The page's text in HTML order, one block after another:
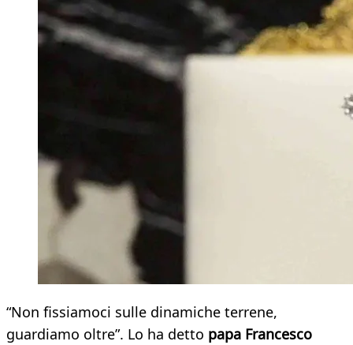
“Non fissiamoci sulle dinamiche terrene,
guardiamo oltre”. Lo ha detto papa Francesco